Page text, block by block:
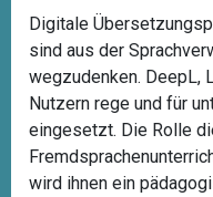
Digitale
sind aus der
wegzudenken. DeepL,
Nutzern rege und für
eingesetzt. Die Rolle
wird ihnen ein